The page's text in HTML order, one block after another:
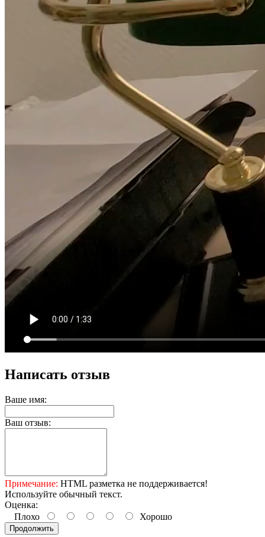
Написать отзыв
Ваше имя:
Ваш отзыв:
Примечание: HTML разметка не поддерживается!
Используйте обычный текст.
Оценка:
Плохо
Хорошо
Продолжить